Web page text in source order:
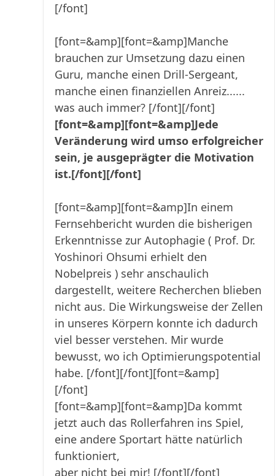
[/font]
[font=&amp][font=&amp]Manche
brauchen zur Umsetzung dazu einen
Guru, manche einen Drill-Sergeant,
manche einen finanziellen Anreiz......
was auch immer? [/font][/font]
[font=&amp][font=&amp]Jede
Veränderung wird umso erfolgreicher
sein, je ausgeprägter die Motivation
ist.[/font][/font]
[font=&amp][font=&amp]In einem
Fernsehbericht wurden die bisherigen
Erkenntnisse zur Autophagie ( Prof. Dr.
Yoshinori Ohsumi erhielt den
Nobelpreis ) sehr anschaulich
dargestellt, weitere Recherchen blieben
nicht aus. Die Wirkungsweise der Zellen
in unseres Körpern konnte ich dadurch
viel besser verstehen. Mir wurde
bewusst, wo ich Optimierungspotential
habe. [/font][/font][font=&amp]
[/font]
[font=&amp][font=&amp]Da kommt
jetzt auch das Rollerfahren ins Spiel,
eine andere Sportart hätte natürlich
funktioniert,
aber nicht bei mir! [/font][/font]